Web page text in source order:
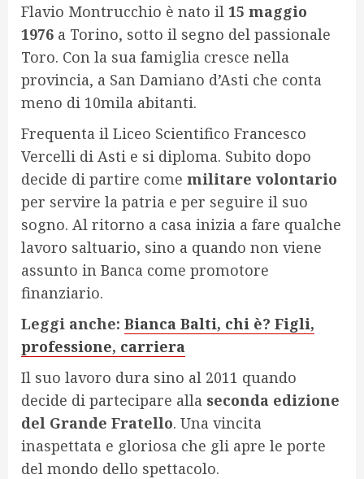
Flavio Montrucchio è nato il 15 maggio
1976 a Torino, sotto il segno del passionale
Toro. Con la sua famiglia cresce nella
provincia, a San Damiano d’Asti che conta
meno di 10mila abitanti.
Frequenta il Liceo Scientifico Francesco
Vercelli di Asti e si diploma. Subito dopo
decide di partire come militare volontario
per servire la patria e per seguire il suo
sogno. Al ritorno a casa inizia a fare qualche
lavoro saltuario, sino a quando non viene
assunto in Banca come promotore
finanziario.
Leggi anche: Bianca Balti, chi è? Figli,
professione, carriera
Il suo lavoro dura sino al 2011 quando
decide di partecipare alla seconda edizione
del Grande Fratello. Una vincita
inaspettata e gloriosa che gli apre le porte
del mondo dello spettacolo.